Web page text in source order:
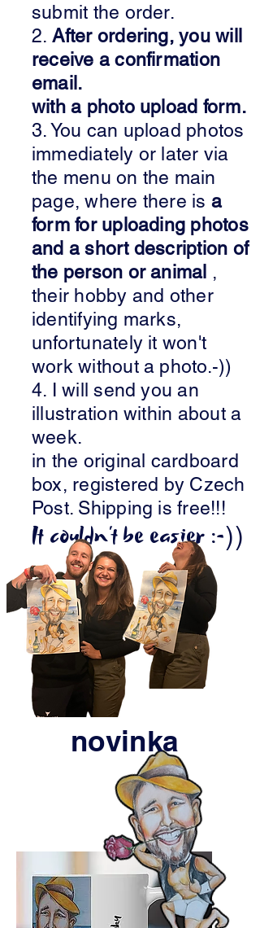
submit the order.
2. After ordering, you will
receive a confirmation
email.
with a photo upload form.
3. You can upload photos
immediately or later via
the menu on the main
page, where there is a
form for uploading photos
and a short description of
the person or animal ,
their hobby and other
identifying marks,
unfortunately it won't
work without a photo.-))
4. I will send you an
illustration within about a
week.
in the original cardboard
box, registered by Czech
Post. Shipping is free!!!
It couldn't be easier :-))
novinka